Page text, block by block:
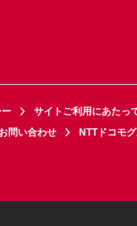
ー サイトご利用にあたっ
お問い合わせ NTTドコモ